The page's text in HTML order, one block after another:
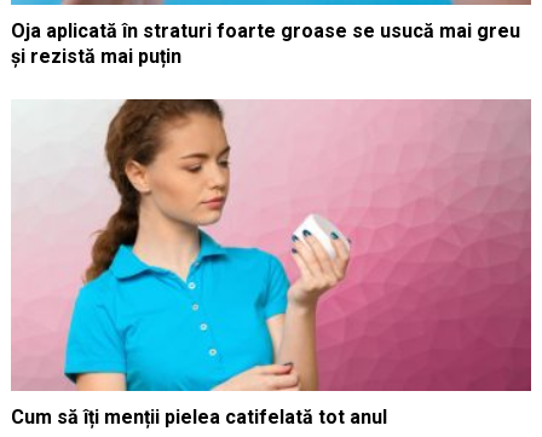
Oja aplicată în straturi foarte groase se usucă mai greu
și rezistă mai puțin
Cum să îți menții pielea catifelată tot anul